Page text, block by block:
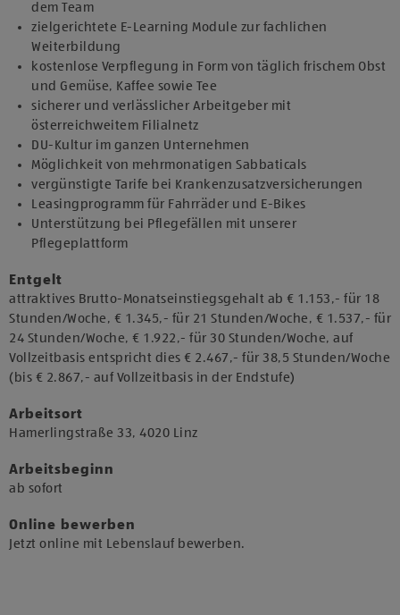
dem Team
zielgerichtete E-Learning Module zur fachlichen
Weiterbildung
kostenlose Verpflegung in Form von täglich frischem Obst
und Gemüse, Kaffee sowie Tee
sicherer und verlässlicher Arbeitgeber mit
österreichweitem Filialnetz
DU-Kultur im ganzen Unternehmen
Möglichkeit von mehrmonatigen Sabbaticals
vergünstigte Tarife bei Krankenzusatzversicherungen
Leasingprogramm für Fahrräder und E-Bikes
Unterstützung bei Pflegefällen mit unserer
Pflegeplattform
Entgelt
attraktives Brutto-Monatseinstiegsgehalt ab € 1.153,- für 18
Stunden/Woche, € 1.345,- für 21 Stunden/Woche, € 1.537,- für
24 Stunden/Woche, € 1.922,- für 30 Stunden/Woche, auf
Vollzeitbasis entspricht dies € 2.467,- für 38,5 Stunden/Woche
(bis € 2.867,- auf Vollzeitbasis in der Endstufe)
Arbeitsort
​Hamerlingstraße 33, 4020 Linz​
Arbeitsbeginn
​ab sofort​
Online bewerben
Jetzt online mit Lebenslauf bewerben.